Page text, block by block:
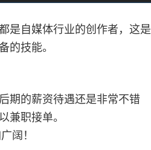
是自媒体行业的创作者，这是
的技能。
期的薪资待遇还是非常不错
兼职接单。
阔！